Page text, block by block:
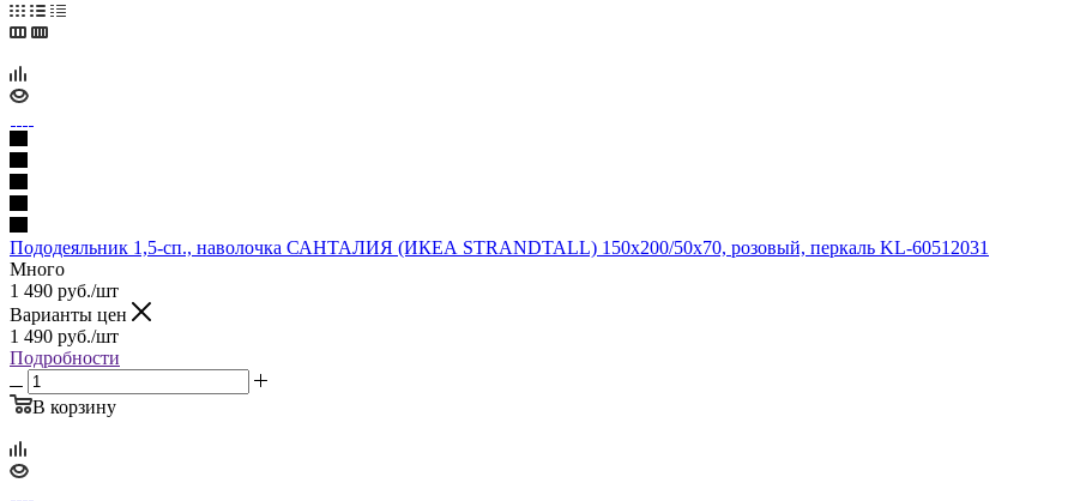
Пододеяльник 1,5-сп., наволочка САНТАЛИЯ (ИКЕА STRANDTALL) 150x200/50x70, розовый, перкаль KL-60512031
Много
1 490 руб./шт
Варианты цен
1 490 руб./шт
Подробности
В корзину